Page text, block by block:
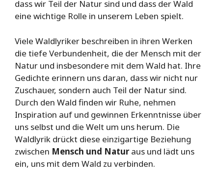
dass wir Teil der Natur sind und dass der Wald
eine wichtige Rolle in unserem Leben spielt.
Viele Waldlyriker beschreiben in ihren Werken
die tiefe Verbundenheit, die der Mensch mit der
Natur und insbesondere mit dem Wald hat. Ihre
Gedichte erinnern uns daran, dass wir nicht nur
Zuschauer, sondern auch Teil der Natur sind.
Durch den Wald finden wir Ruhe, nehmen
Inspiration auf und gewinnen Erkenntnisse über
uns selbst und die Welt um uns herum. Die
Waldlyrik drückt diese einzigartige Beziehung
zwischen Mensch und Naturaus und lädt uns
ein, uns mit dem Wald zu verbinden.